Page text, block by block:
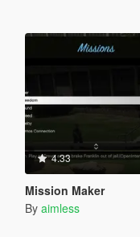
4.33
Mission Maker
By aimless